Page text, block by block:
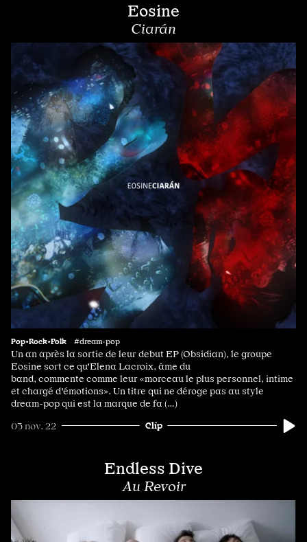
Eosine
Ciarán
Pop•Rock•Folk #dream·pop
Un an après la sortie de leur debut EP (Obsidian), le groupe
Eosine sort ce qu'Elena Lacroix, âme du
band, commente comme leur «morceau le plus personnel, intime
et chargé d'émotions». Un titre qui ne déroge pas au style
dream-pop qui est la marque de fa (…)
03 nov. 22 Clip
Endless Dive
Au Revoir